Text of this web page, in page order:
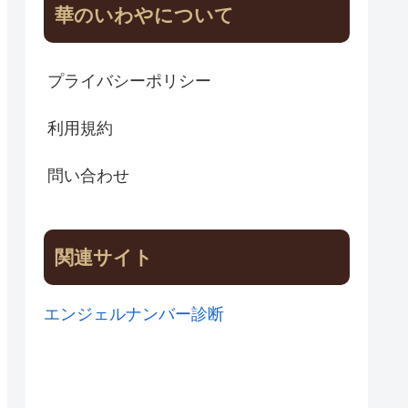
華のいわやについて
プライバシーポリシー
利用規約
問い合わせ
関連サイト
エンジェルナンバー診断